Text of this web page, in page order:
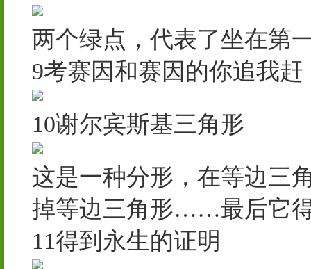
两个绿点，代表了坐在第
9考赛因和赛因的你追我赶
10谢尔宾斯基三角形
这是一种分形，在等边三
掉等边三角形……最后它
11得到永生的证明